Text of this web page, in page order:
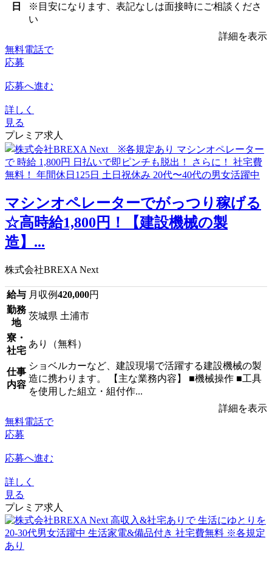
日
※目安になります、表記なしは面接時にご相談くださ
い
詳細を表示
無料電話で
応募
応募へ進む
詳しく
見る
プレミア求人
マシンオペレーターでがっつり稼げる
☆高時給1,800円！【建設機械の製
造】...
株式会社BREXA Next
給与 月収例420,000円
勤務
地
茨城県 土浦市
寮・
社宅
あり（無料）
仕事
内容
ショベルカーなど、建設現場で活躍する建設機械の製
造に携わります。 【主な業務内容】 ■機械操作 ■工具
を使用した組立・組付作...
詳細を表示
無料電話で
応募
応募へ進む
詳しく
見る
プレミア求人